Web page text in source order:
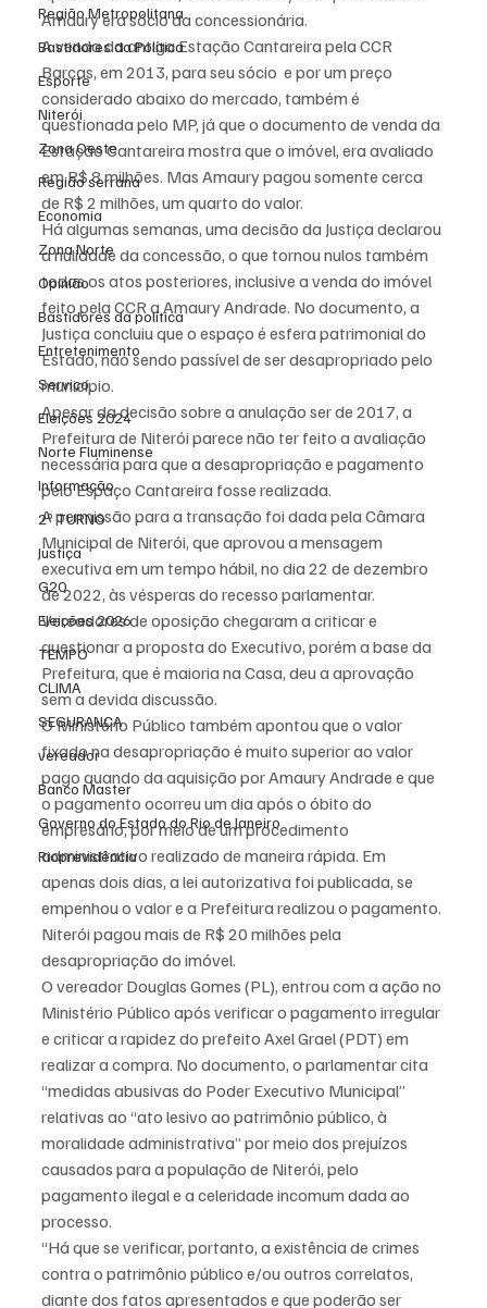
Região Metropolitana
Bastidores da Política
Esporte
Niterói
Zona Oeste
Região serrana
Economia
Zona Norte
Opinião
Bastidores da política
Entretenimento
Serviço
Eleições 2024
Norte Fluminense
Informação
2º TURNO
Justiça
G20
Eleições 2026
TEMPO
CLIMA
SEGURANÇA
vereador
Banco Master
Governo do Estado do Rio de Janeiro
Rioprevidência
Amaury era sócio da concessionária.
A venda da antiga Estação Cantareira pela CCR
Barcas, em 2013, para seu sócio  e por um preço
considerado abaixo do mercado, também é
questionada pelo MP, já que o documento de venda da
Estação Cantareira mostra que o imóvel, era avaliado
em R$ 8 milhões. Mas Amaury pagou somente cerca
de R$ 2 milhões, um quarto do valor.
Há algumas semanas, uma decisão da Justiça declarou
a nulidade da concessão, o que tornou nulos também
todos os atos posteriores, inclusive a venda do imóvel
feito pela CCR a Amaury Andrade. No documento, a
Justiça concluiu que o espaço é esfera patrimonial do
Estado, não sendo passível de ser desapropriado pelo
município.
Apesar da decisão sobre a anulação ser de 2017, a
Prefeitura de Niterói parece não ter feito a avaliação
necessária para que a desapropriação e pagamento
pelo Espaço Cantareira fosse realizada.
A permissão para a transação foi dada pela Câmara
Municipal de Niterói, que aprovou a mensagem
executiva em um tempo hábil, no dia 22 de dezembro
de 2022, às vésperas do recesso parlamentar.
Vereadores de oposição chegaram a criticar e
questionar a proposta do Executivo, porém a base da
Prefeitura, que é maioria na Casa, deu a aprovação
sem a devida discussão.
O Ministério Público também apontou que o valor
fixado na desapropriação é muito superior ao valor
pago quando da aquisição por Amaury Andrade e que
o pagamento ocorreu um dia após o óbito do
empresário, por meio de um procedimento
administrativo realizado de maneira rápida. Em
apenas dois dias, a lei autorizativa foi publicada, se
empenhou o valor e a Prefeitura realizou o pagamento.
Niterói pagou mais de R$ 20 milhões pela
desapropriação do imóvel.
O vereador Douglas Gomes (PL), entrou com a ação no
Ministério Público após verificar o pagamento irregular
e criticar a rapidez do prefeito Axel Grael (PDT) em
realizar a compra. No documento, o parlamentar cita
“medidas abusivas do Poder Executivo Municipal”
relativas ao “ato lesivo ao patrimônio público, à
moralidade administrativa” por meio dos prejuízos
causados para a população de Niterói, pelo
pagamento ilegal e a celeridade incomum dada ao
processo.
“Há que se verificar, portanto, a existência de crimes
contra o patrimônio público e/ou outros correlatos,
diante dos fatos apresentados e que poderão ser